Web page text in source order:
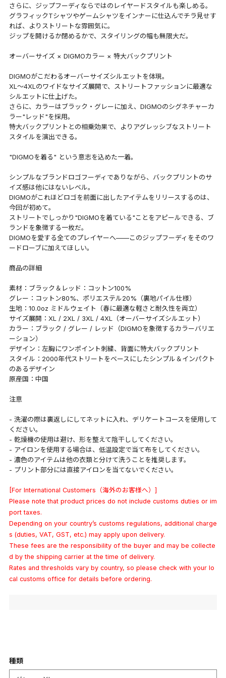
さらに、ジップフーディならではのレイヤードスタイルも楽しめる。
グラフィックTシャツやゲームシャツをインナーに仕込んでチラ見せす
れば、よりストリートな雰囲気に。
ジップを開けるか閉めるかで、スタイリングの幅も無限大だ。
オーバーサイズ × DIGMOカラー × 特大バックプリント
DIGMOがこだわるオーバーサイズシルエットを体現。
XL〜4XLのワイドなサイズ展開で、ストリートファッションに最適な
シルエットに仕上げた。
さらに、カラーはブラック・グレーに加え、DIGMOのシグネチャーカ
ラー"レッド"を採用。
特大バックプリントとの相乗効果で、よりアグレッシブなストリート
スタイルを演出できる。
"DIGMOを着る" という意志を込めた一着。
シンプルなブランドロゴフーディでありながら、バックプリントのサ
イズ感は他にはないレベル。
DIGMOがこれほどロゴを前面に出したアイテムをリリースするのは、
今回が初めて。
ストリートでしっかり"DIGMOを着ている"ことをアピールできる、ブ
ランドを象徴する一枚だ。
DIGMOを愛する全てのプレイヤーへ——このジップフーディをそのワ
ードローブに加えてほしい。
商品の詳細
素材：ブラック＆レッド：コットン100%
グレー：コットン80%、ポリエステル20%（裏地パイル仕様）
生地：10.0oz ミドルウェイト（春に最適な軽さと耐久性を両立）
サイズ展開：XL / 2XL / 3XL / 4XL（オーバーサイズシルエット）
カラー：ブラック / グレー / レッド（DIGMOを象徴するカラーバリエ
ーション）
デザイン：左胸にワンポイント刺繍、背面に特大バックプリント
スタイル：2000年代ストリートをベースにしたシンプル＆インパクト
のあるデザイン
原産国：中国
注意
- 洗濯の際は裏返しにしてネットに入れ、デリケートコースを使用して
ください。
- 乾燥機の使用は避け、形を整えて陰干ししてください。
- アイロンを使用する場合は、低温設定で当て布をしてください。
- 濃色のアイテムは他の衣類と分けて洗うことを推奨します。
- プリント部分には直接アイロンを当てないでください。
[For International Customers（海外のお客様へ）]
Please note that product prices do not include customs duties or im
port taxes.
Depending on your country’s customs regulations, additional charge
s (duties, VAT, GST, etc.) may apply upon delivery.
These fees are the responsibility of the buyer and may be collecte
d by the shipping carrier at the time of delivery.
Rates and thresholds vary by country, so please check with your lo
cal customs office for details before ordering.
種類